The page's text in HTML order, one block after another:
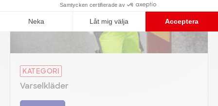
KATEGORI
Varselkläder